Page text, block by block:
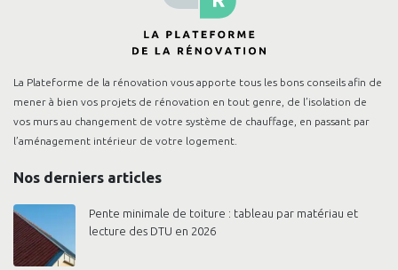
La Plateforme de la rénovation vous apporte tous les bons conseils afin de
mener à bien vos projets de rénovation en tout genre, de l’isolation de
vos murs au changement de votre système de chauffage, en passant par
l’aménagement intérieur de votre logement.
Nos derniers articles
Pente minimale de toiture : tableau par matériau et
lecture des DTU en 2026